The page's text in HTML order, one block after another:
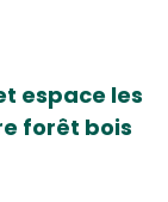
espace les
forêt bois